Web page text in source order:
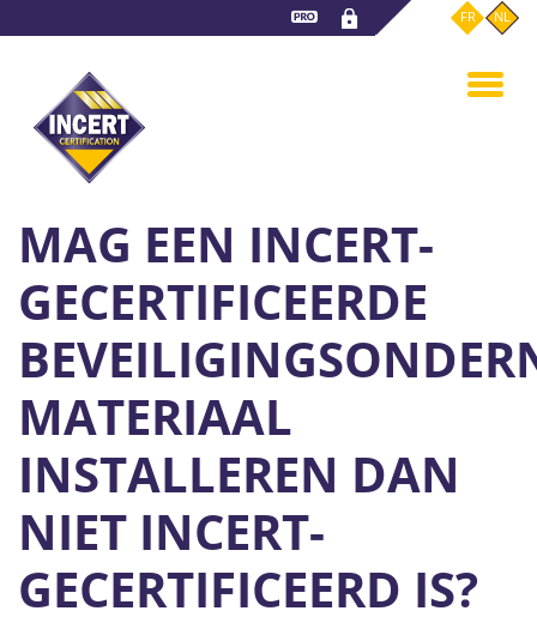
en
inhoud
FR NL
MAG EEN INCERT-
GECERTIFICEERDE
MATERIAAL
INSTALLEREN DAN
NIET INCERT-
GECERTIFICEERD IS?